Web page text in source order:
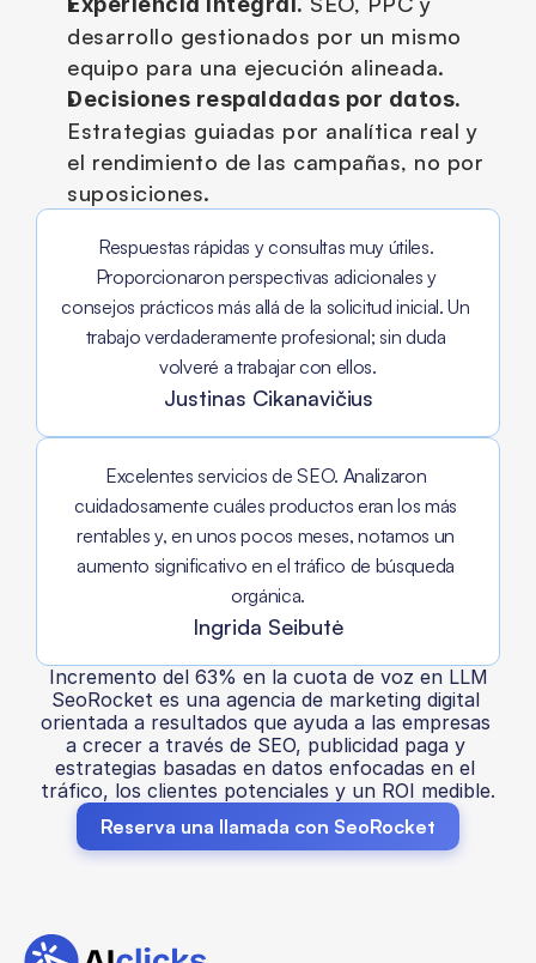
desarrollo gestionados por un mismo
equipo para una ejecución alineada.
Decisiones respaldadas por datos.
Estrategias guiadas por analítica real y
el rendimiento de las campañas, no por
suposiciones.
Respuestas rápidas y consultas muy útiles.
Proporcionaron perspectivas adicionales y
consejos prácticos más allá de la solicitud inicial. Un
trabajo verdaderamente profesional; sin duda
volveré a trabajar con ellos.
Justinas Cikanavičius
Excelentes servicios de SEO. Analizaron
cuidadosamente cuáles productos eran los más
rentables y, en unos pocos meses, notamos un
aumento significativo en el tráfico de búsqueda
orgánica.
Ingrida Seibutė
Incremento del 63% en la cuota de voz en LLM
SeoRocket es una agencia de marketing digital
orientada a resultados que ayuda a las empresas
a crecer a través de SEO, publicidad paga y
estrategias basadas en datos enfocadas en el
tráfico, los clientes potenciales y un ROI medible.
Reserva una llamada con SeoRocket